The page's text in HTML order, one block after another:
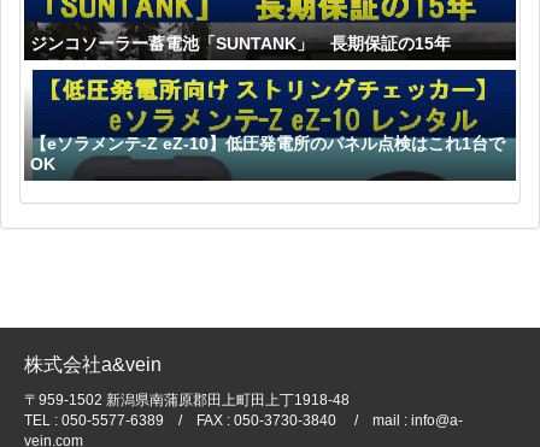
ジンコソーラー蓄電池「SUNTANK」 長期保証の15年
【eソラメンテ-Z eZ-10】低圧発電所のパネル点検はこれ1台で
OK
株式会社a&vein
〒959-1502 新潟県南蒲原郡田上町田上丁1918-48
TEL : 050-5577-6389 / FAX : 050-3730-3840 / mail : info@a-
vein.com